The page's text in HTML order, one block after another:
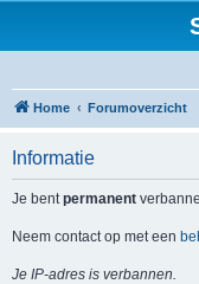
Home Forumoverzicht
Informatie
Je bentpermanent
Neem contact op met een
Je IP-adres is verbannen.